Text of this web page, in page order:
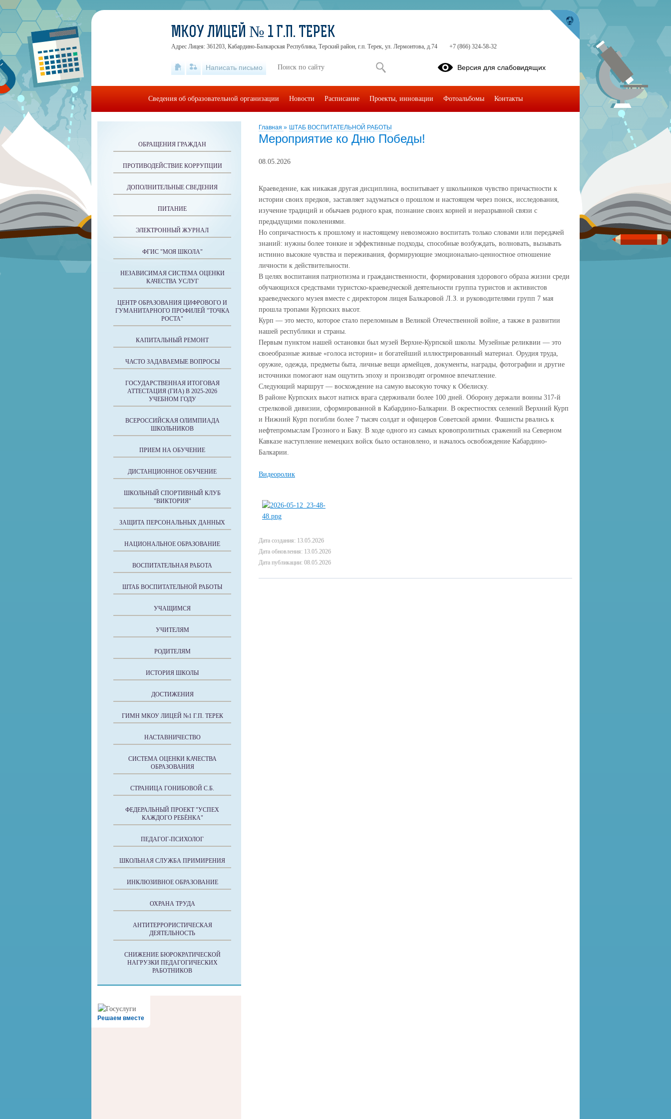
Главная » ШТАБ ВОСПИТАТЕЛЬНОЙ РАБОТЫ
Мероприятие ко Дню Победы!
08.05.2026
Краеведение, как никакая другая дисциплина, воспитывает у школьников чувство причастности к
истории своих предков, заставляет задуматься о прошлом и настоящем через поиск, исследования,
изучение традиций и обычаев родного края, познание своих корней и неразрывной связи с
предыдущими поколениями.
Но сопричастность к прошлому и настоящему невозможно воспитать только словами или передачей
знаний: нужны более тонкие и эффективные подходы, способные возбуждать, волновать, вызывать
истинно высокие чувства и переживания, формирующие эмоционально-ценностное отношение
личности к действительности.
В целях воспитания патриотизма и гражданственности, формирования здорового образа жизни среди
обучающихся средствами туристско-краеведческой деятельности группа туристов и активистов
краеведческого музея вместе с директором лицея Балкаровой Л.З. и руководителями групп 7 мая
прошла тропами Курпских высот.
Курп — это место, которое стало переломным в Великой Отечественной войне, а также в развитии
нашей республики и страны.
Первым пунктом нашей остановки был музей Верхне-Курпской школы. Музейные реликвии — это
своеобразные живые «голоса истории» и богатейший иллюстрированный материал. Орудия труда,
оружие, одежда, предметы быта, личные вещи армейцев, документы, награды, фотографии и другие
источники помогают нам ощутить эпоху и производят огромное впечатление.
Следующий маршрут — восхождение на самую высокую точку к Обелиску.
В районе Курпских высот натиск врага сдерживали более 100 дней. Оборону держали воины 317-й
стрелковой дивизии, сформированной в Кабардино-Балкарии. В окрестностях селений Верхний Курп
и Нижний Курп погибли более 7 тысяч солдат и офицеров Советской армии. Фашисты рвались к
нефтепромыслам Грозного и Баку. В ходе одного из самых кровопролитных сражений на Северном
Кавказе наступление немецких войск было остановлено, и началось освобождение Кабардино-
Балкарии.
Видеоролик
Дата создания: 13.05.2026
Дата обновления: 13.05.2026
Дата публикации: 08.05.2026
ОБРАЩЕНИЯ ГРАЖДАН
ПРОТИВОДЕЙСТВИЕ КОРРУПЦИИ
ДОПОЛНИТЕЛЬНЫЕ СВЕДЕНИЯ
ПИТАНИЕ
ЭЛЕКТРОННЫЙ ЖУРНАЛ
ФГИС "МОЯ ШКОЛА"
НЕЗАВИСИМАЯ СИСТЕМА ОЦЕНКИ
КАЧЕСТВА УСЛУГ
ЦЕНТР ОБРАЗОВАНИЯ ЦИФРОВОГО И
ГУМАНИТАРНОГО ПРОФИЛЕЙ "ТОЧКА
РОСТА"
КАПИТАЛЬНЫЙ РЕМОНТ
ЧАСТО ЗАДАВАЕМЫЕ ВОПРОСЫ
ГОСУДАРСТВЕННАЯ ИТОГОВАЯ
АТТЕСТАЦИЯ (ГИА) В 2025-2026
УЧЕБНОМ ГОДУ
ВСЕРОССИЙСКАЯ ОЛИМПИАДА
ШКОЛЬНИКОВ
ПРИЕМ НА ОБУЧЕНИЕ
ДИСТАНЦИОННОЕ ОБУЧЕНИЕ
ШКОЛЬНЫЙ СПОРТИВНЫЙ КЛУБ
"ВИКТОРИЯ"
ЗАЩИТА ПЕРСОНАЛЬНЫХ ДАННЫХ
НАЦИОНАЛЬНОЕ ОБРАЗОВАНИЕ
ВОСПИТАТЕЛЬНАЯ РАБОТА
ШТАБ ВОСПИТАТЕЛЬНОЙ РАБОТЫ
УЧАЩИМСЯ
УЧИТЕЛЯМ
РОДИТЕЛЯМ
ИСТОРИЯ ШКОЛЫ
ДОСТИЖЕНИЯ
ГИМН МКОУ ЛИЦЕЙ №1 Г.П. ТЕРЕК
НАСТАВНИЧЕСТВО
СИСТЕМА ОЦЕНКИ КАЧЕСТВА
ОБРАЗОВАНИЯ
СТРАНИЦА ГОНИБОВОЙ С.Б.
ФЕДЕРАЛЬНЫЙ ПРОЕКТ "УСПЕХ
КАЖДОГО РЕБЁНКА"
ПЕДАГОГ-ПСИХОЛОГ
ШКОЛЬНАЯ СЛУЖБА ПРИМИРЕНИЯ
ИНКЛЮЗИВНОЕ ОБРАЗОВАНИЕ
ОХРАНА ТРУДА
АНТИТЕРРОРИСТИЧЕСКАЯ
ДЕЯТЕЛЬНОСТЬ
СНИЖЕНИЕ БЮРОКРАТИЧЕСКОЙ
НАГРУЗКИ ПЕДАГОГИЧЕСКИХ
РАБОТНИКОВ
Решаем вместе
МКОУ ЛИЦЕЙ № 1 Г.П. ТЕРЕК
Адрес Лицея: 361203, Кабардино-Балкарская Республика, Терский район, г.п. Терек, ул. Лермонтова, д.74 +7 (866) 324-58-32
Написать письмо Версия для слабовидящих
Сведения об образовательной организации Новости Расписание Проекты, инновации Фотоальбомы Контакты